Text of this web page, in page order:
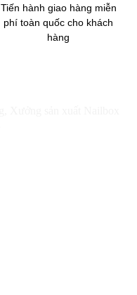
Tiến hành giao hàng miễn
phí toàn quốc cho khách
hàng